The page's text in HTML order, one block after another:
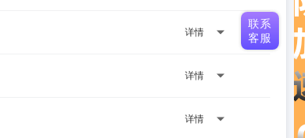
详情
详情
详情
联系
客服